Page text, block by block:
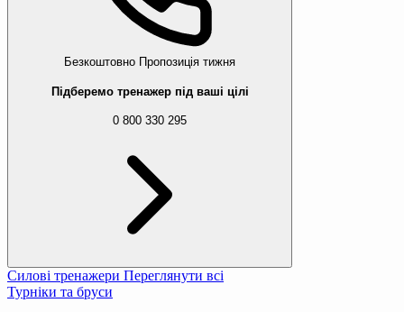
Безкоштовно Пропозиція тижня
Підберемо тренажер під ваші цілі
0 800 330 295
Силові тренажери Переглянути всі
Турніки та бруси